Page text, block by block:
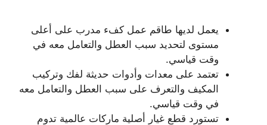
يعمل لديها طاقم عمل كفء مدرب على أعلى
مستوى لتحديد سبب العطل والتعامل معه في
وقت قياسي.
تعتمد على معدات وأدوات حديثة لفك وتركيب
المكيف والتعرف على سبب العطل والتعامل معه
في وقت قياسي.
تستورد قطع غيار أصلية ماركات عالمية تدوم